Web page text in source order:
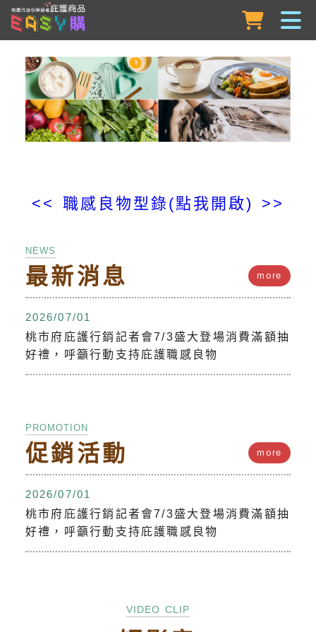
跳到主要內容
<< 職感良物型錄(點我開啟) >>
NEWS
最新消息 more
2026/07/01
桃市府庇護行銷記者會7/3盛大登場消費滿額抽
好禮，呼籲行動支持庇護職感良物
PROMOTION
促銷活動 more
2026/07/01
桃市府庇護行銷記者會7/3盛大登場消費滿額抽
好禮，呼籲行動支持庇護職感良物
VIDEO CLIP